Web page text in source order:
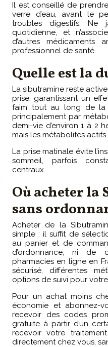
Il est conseillé de
verre d’eau, avant le
troubles digestifs. Ne
quotidienne, et
d’autres médicaments
professionnel de santé.
Quelle est la
La sibutramine reste
prise, garantissant un
faim tout au long de la
principalement par
demi-vie d’environ 1 à 2
mais les métabolites
La prise matinale évite
sommeil, parfois
centraux.
Où acheter la
sans
Acheter de la
simple : il suffit de
au panier et de
d’ordonnance, ni de
pharmacies en ligne en
sécurisé, différentes
options de suivi pour
Pour un achat moins
économie et abonnez-
recevoir des codes
gratuite à partir d’un
recevoir votre
directement chez vous,